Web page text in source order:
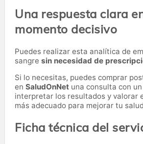
Una respuesta clara
momento decisivo
Puedes realizar esta analítica de
sangre sin necesidad de
Si lo necesitas, puedes comprar
en SaludOnNet una consulta con
interpretar los resultados y valorar
más adecuado para mejorar tu
Ficha técnica del